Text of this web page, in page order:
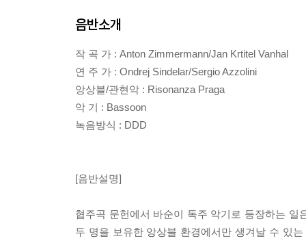
음반소개
작 곡 가 : Anton Zimmermann/Jan Krtitel Vanhal
연 주 가 : Ondrej Sindelar/Sergio Azzolini
앙상블/관현악 : Risonanza Praga
악 기 : Bassoon
녹음방식 : DDD
[음반설명]
협주곡 문헌에서 바순이 독주 악기로 등장하는
두 명을 보유한 앙상블 환경에서만 생겨날 수 있